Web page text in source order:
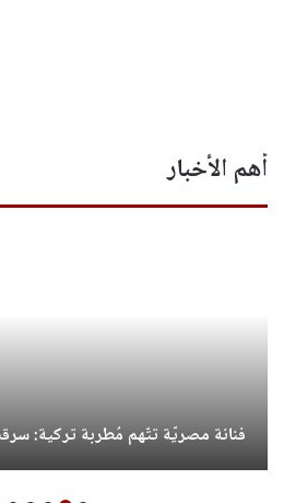
أهم الأخبار
فنانة مصريّة تتّهم مُطربة تركية: